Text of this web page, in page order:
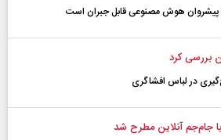
پیشرو‌ان هوش مصنوعی قابل جبران است
بررسی کرد
در لباس افشاگری
جام‌جم آنلاین مطرح شد